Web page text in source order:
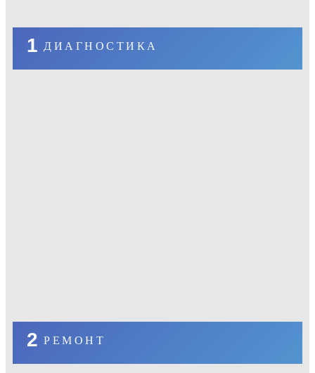
1 ДИАГНОСТИКА
2 РЕМОНТ